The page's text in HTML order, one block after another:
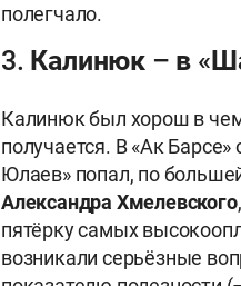
полегчало.
3. Калинюк – в
Калинюк был хорош в
получается. В «Ак
Юлаев» попал, по
Александра Хмелевского
пятёрку самых
возникали серьёзные